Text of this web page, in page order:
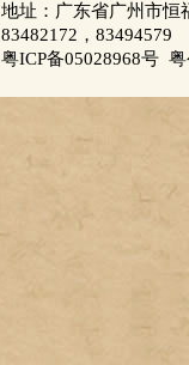
地址：广东省广州市
83482172，83494579
粤ICP备05028968号